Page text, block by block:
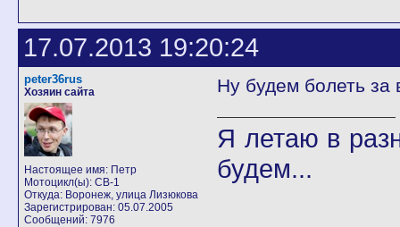
17.07.2013 19:20:24
peter36rus
Хозяин сайта
Настоящее имя: Петр
Мотоцикл(ы): CB-1
Откуда: Воронеж, улица Лизюкова
Зарегистрирован: 05.07.2005
Сообщений: 7976
Ну будем болеть за
Я летаю в
будем...